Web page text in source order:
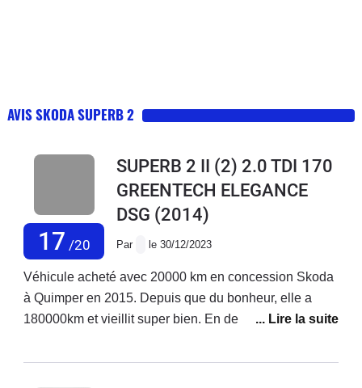
AVIS SKODA SUPERB 2
17 /20
SUPERB 2 II (2) 2.0 TDI 170
GREENTECH ELEGANCE
DSG (2014)
Par le 30/12/2023
Véhicule acheté avec 20000 km en concession Skoda
à Quimper en 2015. Depuis que du bonheur, elle a
180000km et vieillit super bien. En dehors des
fin de la garantie j’ai changé une fois les plaquettes de